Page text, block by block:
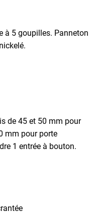
à 5 goupilles. Panneton
de 45 et 50 mm pour
mm pour porte
1 entrée à bouton.